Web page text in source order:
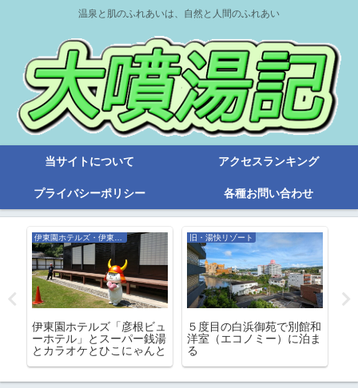
温泉と肌のふれあいは、自然と人間のふれあい
当サイトについて アクセスランキング
プライバシーポリシー 各種お問い合わせ
伊東園ホテルズ「彦根ビュ
ーホテル」とスーパー銭湯
とカラオケとひこにゃんと
旧・湯快リゾート
５度目の白浜御苑で別館和
洋室（エコノミー）に泊ま
る